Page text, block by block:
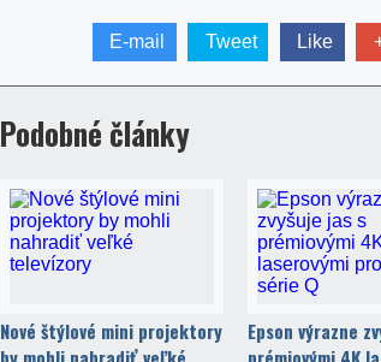
E-mail Tweet Like
Podobné články
Nové štýlové mini projektory
by mohli nahradiť veľké
Epson výrazne
prémiovými 4K